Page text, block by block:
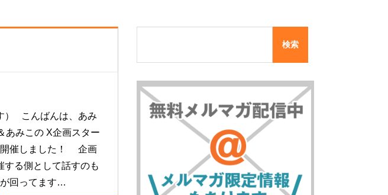
） こんばんは、あみ
あみこの X企画スター
開催しました！ 企画
する側として話すのも
回ってます…